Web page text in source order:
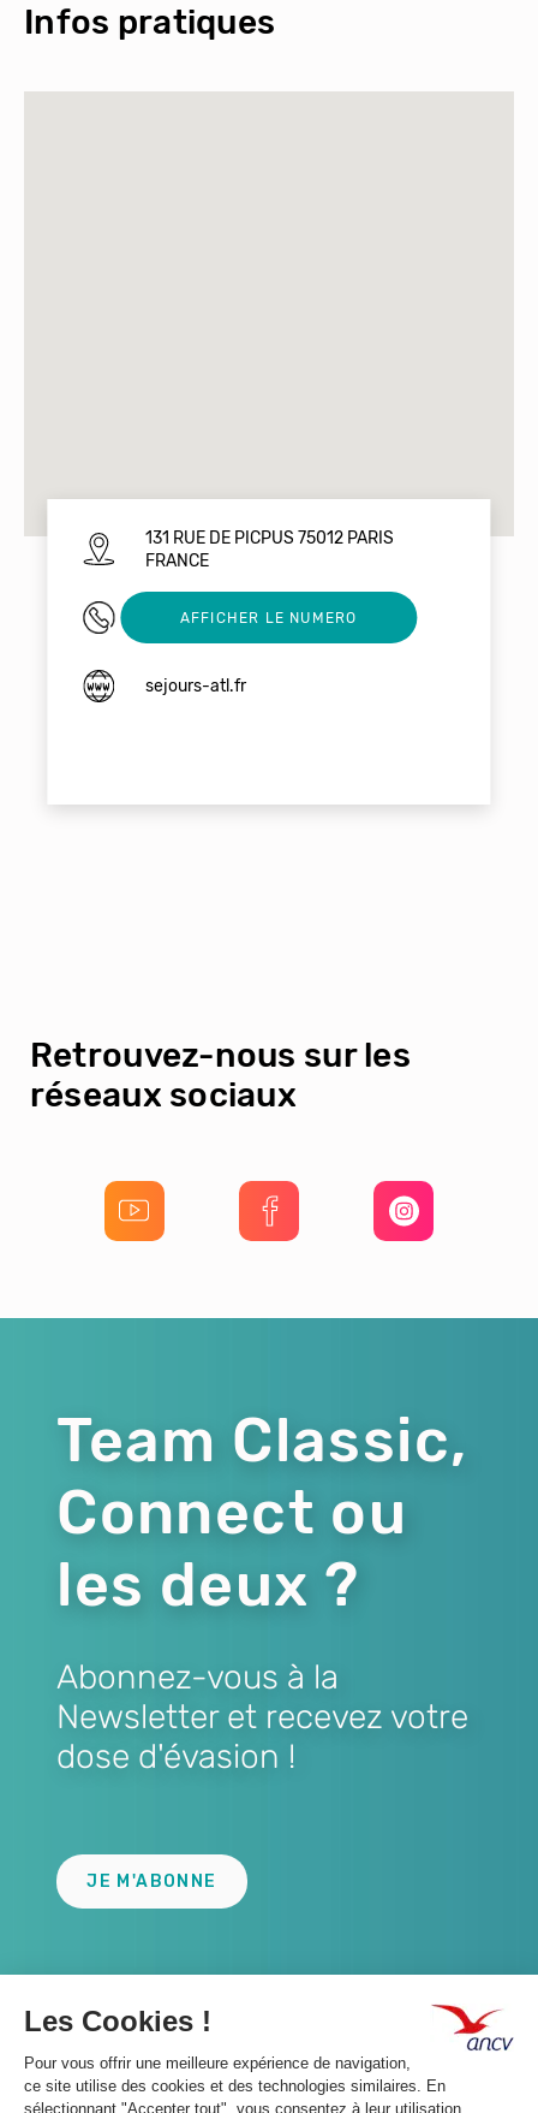
Infos pratiques
131 RUE DE PICPUS 75012 PARIS
FRANCE
0143070790
AFFICHER LE NUMERO
sejours-atl.fr
Retrouvez-nous sur les
réseaux sociaux
Team Classic,
Connect ou
les deux ?
Abonnez-vous à la
Newsletter et recevez votre
dose d'évasion !
JE M'ABONNE